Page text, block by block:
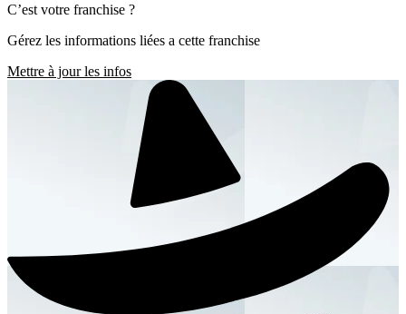
C’est votre franchise ?
Gérez les informations liées a cette franchise
Mettre à jour les infos